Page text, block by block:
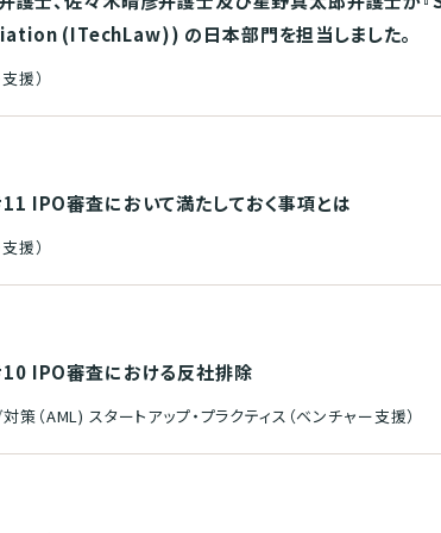
(ITechLaw)) の日本部門を担当しました。
援）
IPO審査において満たしておく事項とは
援）
IPO審査における反社排除
（AML) スタートアップ・プラクティス（ベンチャー支援）